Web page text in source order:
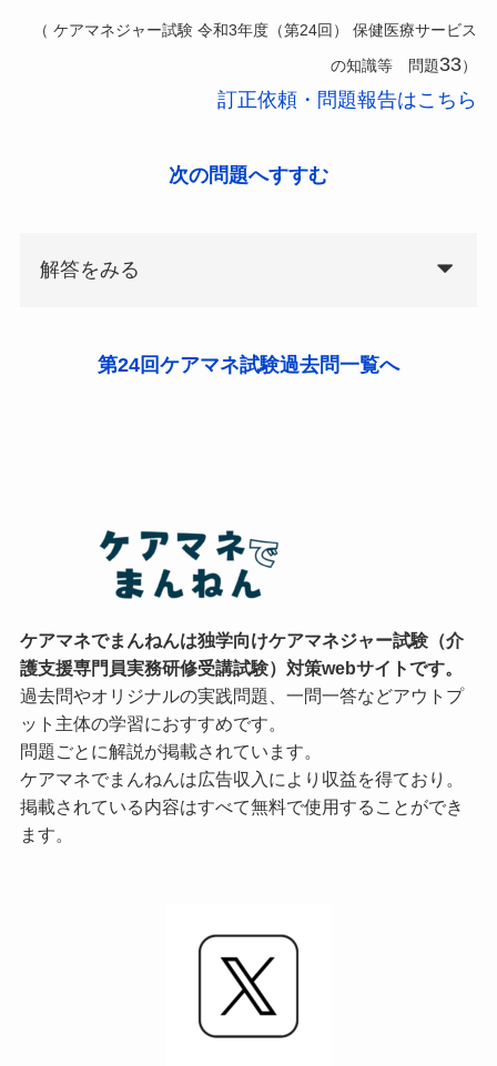
（ ケアマネジャー試験 令和3年度（第24回）保健医療サービス
の知識等 問題33）
訂正依頼・問題報告はこちら
次の問題へすすむ
解答をみる
第24回ケアマネ試験過去問一覧へ
ケアマネでまんねんは独学向けケアマネジャー試験（介
護支援専門員実務研修受講試験）対策webサイトです。
過去問やオリジナルの実践問題、一問一答などアウトプ
ット主体の学習におすすめです。
問題ごとに解説が掲載されています。
ケアマネでまんねんは広告収入により収益を得ており。
掲載されている内容はすべて無料で使用することができ
ます。